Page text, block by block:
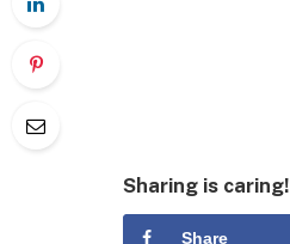
Sharing is caring!
Share